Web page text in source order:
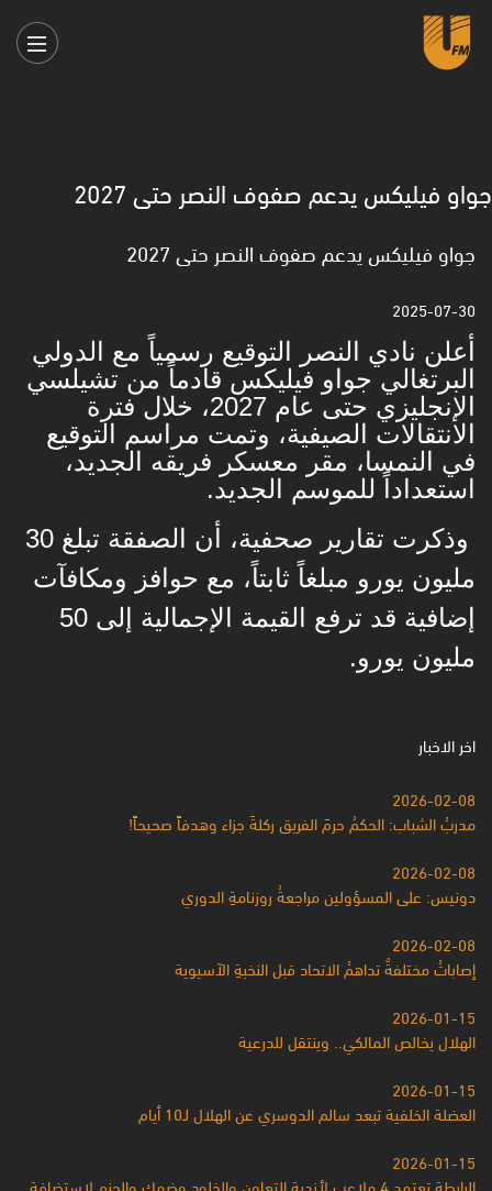
جواو فيليكس يدعم صفوف النصر حتى 2027
جواو فيليكس يدعم صفوف النصر حتى 2027
2025-07-30
أعلن نادي النصر التوقيع رسمياً مع الدولي
البرتغالي جواو فيليكس قادماً من تشيلسي
الإنجليزي حتى عام 2027، خلال فترة
الانتقالات الصيفية، وتمت مراسم التوقيع
في النمسا، مقر معسكر فريقه الجديد،
استعداداً للموسم الجديد.
وذكرت تقارير صحفية، أن الصفقة تبلغ 30
مليون يورو مبلغاً ثابتاً، مع حوافز ومكافآت
إضافية قد ترفع القيمة الإجمالية إلى 50
مليون يورو.
اخر الاخبار
2026-02-08
مدربُ الشباب: الحكمُ حرمَ الفريق ركلةَ جزاء وهدفاً صحيحاً!
2026-02-08
دونيس: على المسؤولين مراجعةُ روزنامةِ الدوري
2026-02-08
إصاباتُ مختلفةٌ تداهمُ الاتحاد قبل النخبةِ الآسيوية
2026-01-15
الهلال يخالص المالكي.. وينتقل للدرعية
2026-01-15
العضلة الخلفية تبعد سالم الدوسري عن الهلال لـ10 أيام
2026-01-15